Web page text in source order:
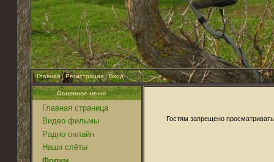
Главная|Регистрация|Вход
Основное меню
Главная страница
Видео фильмы
Радио онлайн
Наши слёты
Гостям запрещено